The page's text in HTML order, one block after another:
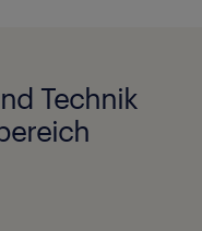
Technik